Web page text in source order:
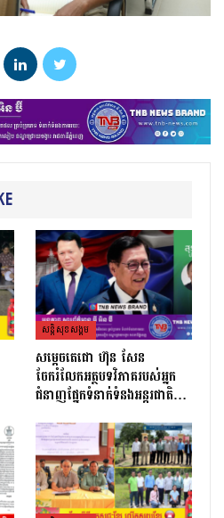
សន្តិសុខសង្គម
សម្តេចតេជោ ហ៊ុន សែន
ចែករំលែកអត្ថបទវិភាគរបស់អ្នក
ជំនាញផ្នែកទំនាក់ទំនងអន្តរជាតិ…